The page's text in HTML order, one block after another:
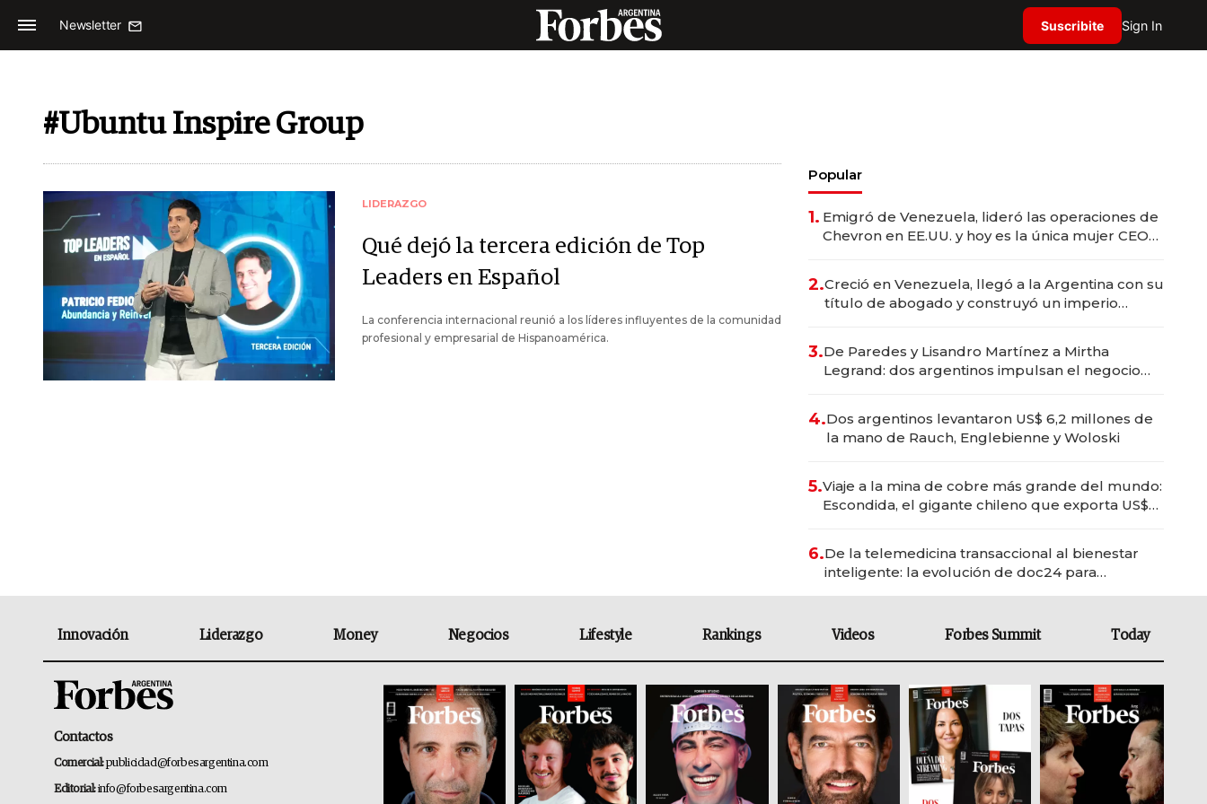
Newsletter Suscribite Sign In
#Ubuntu Inspire Group
LIDERAZGO
Qué dejó la tercera edición de Top
Leaders en Español
La conferencia internacional reunió a los líderes influyentes de la comunidad
profesional y empresarial de Hispanoamérica.
Popular
1. Emigró de Venezuela, lideró las operaciones de
Chevron en EE.UU. y hoy es la única mujer CEO
2.Creció en Venezuela, llegó a la Argentina con su
título de abogado y construyó un imperio
3.De Paredes y Lisandro Martínez a Mirtha
Legrand: dos argentinos impulsan el negocio
4.Dos argentinos levantaron US$ 6,2 millones de
la mano de Rauch, Englebienne y Woloski
5.Viaje a la mina de cobre más grande del mundo:
Escondida, el gigante chileno que exporta US$
6.De la telemedicina transaccional al bienestar
inteligente: la evolución de doc24 para
Innovación Liderazgo Money Negocios Lifestyle Rankings Videos Forbes Summit Today
Contactos
Comercial:publicidad@forbesargentina.com
Editorial:info@forbesargentina.com